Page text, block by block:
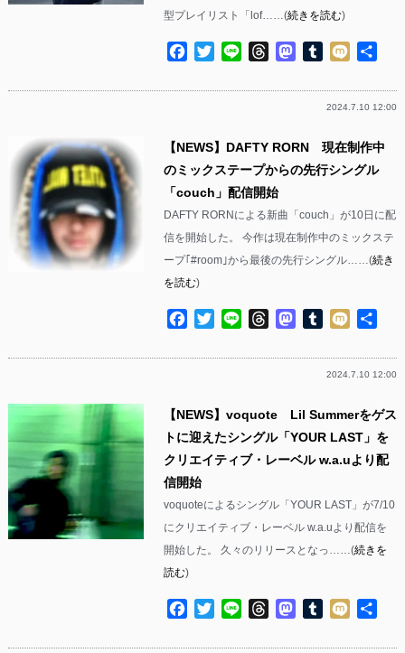
型プレイリスト「lof……(続きを読む)
Facebook
TwitterLine ThreadsMastodon
Tumblr
Mixi
2024.7.10 12:00
【NEWS】DAFTY RORN 現在制作中
のミックステープからの先行シングル
「couch」配信開始
DAFTY RORNによる新曲「couch」が10日に配
信を開始した。 今作は現在制作中のミックステ
ープ｢#room｣から最後の先行シングル……(続き
を読む)
Facebook
TwitterLine ThreadsMastodon
Tumblr
Mixi
2024.7.10 12:00
【NEWS】voquote Lil Summerをゲス
トに迎えたシングル「YOUR LAST」を
クリエイティブ・レーベル w.a.uより配
信開始
voquoteによるシングル「YOUR LAST」が7/10
にクリエイティブ・レーベル w.a.uより配信を
開始した。 久々のリリースとなっ……(続きを
読む)
Facebook
TwitterLine ThreadsMastodon
Tumblr
Mixi